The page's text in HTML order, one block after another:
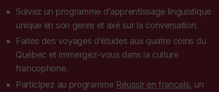
Suivez un programme d’apprentissage linguistique
unique en son genre et axé sur la conversation.
Faites des voyages d’études aux quatre coins du
Québec et immergez-vous dans la culture
francophone.
Participez au programme Réussir en français, un